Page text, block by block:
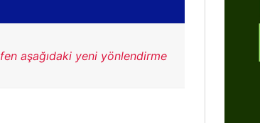
aşağıdaki yeni yönlendirme